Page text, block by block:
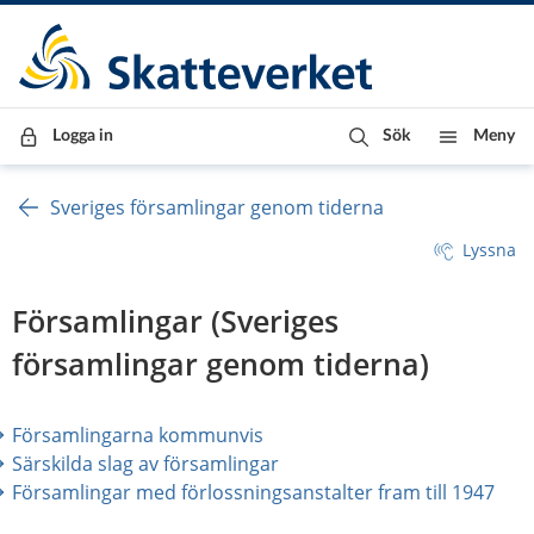
Till innehåll
Till navigationen
Till chattrobot
Logga in Sök Meny
Sveriges församlingar genom tiderna
Lyssna
Församlingar (Sveriges
församlingar genom tiderna)
Församlingarna kommunvis
Särskilda slag av församlingar
Församlingar med förlossningsanstalter fram till 1947